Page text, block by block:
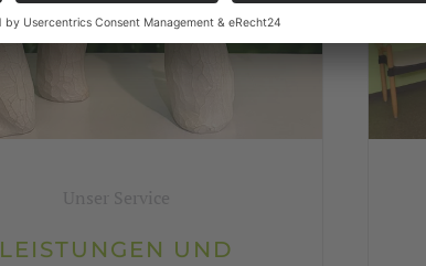
LEISTUNGEN UND